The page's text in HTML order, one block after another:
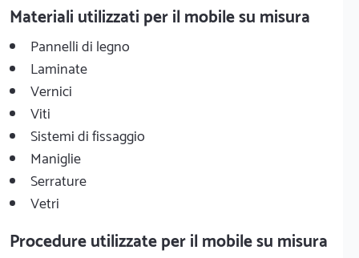
Materiali utilizzati per il mobile su misura
Pannelli di legno
Laminate
Vernici
Viti
Sistemi di fissaggio
Maniglie
Serrature
Vetri
Procedure utilizzate per il mobile su misura